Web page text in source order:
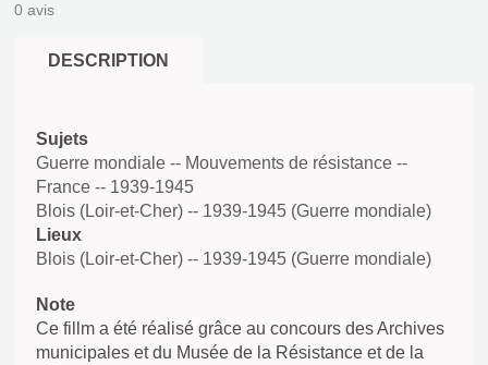
0 avis
DESCRIPTION
Sujets
Guerre mondiale -- Mouvements de résistance --
France -- 1939-1945
Blois (Loir-et-Cher) -- 1939-1945 (Guerre mondiale)
Lieux
Blois (Loir-et-Cher) -- 1939-1945 (Guerre mondiale)
Note
Ce fillm a été réalisé grâce au concours des Archives
municipales et du Musée de la Résistance et de la